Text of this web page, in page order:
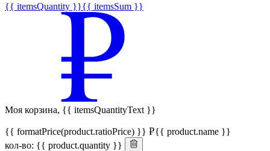
{{ itemsQuantity }}{{ itemsSum }}
Моя корзина, {{ itemsQuantityText }}
{{ formatPrice(product.ratioPrice) }}
{{ product.name }}
кол-во: {{ product.quantity }}